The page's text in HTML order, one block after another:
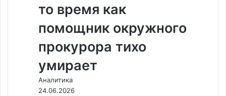
то время как
помощник окружного
прокурора тихо
умирает
Аналитика
24.06.2026